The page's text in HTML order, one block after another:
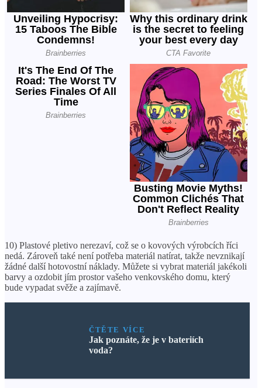
10) Plastové pletivo nerezaví, což se o kovových výrobcích říci
nedá. Zároveň také není potřeba materiál natírat, takže nevznikají
žádné další hotovostní náklady. Můžete si vybrat materiál jakékoli
barvy a ozdobit jím prostor vašeho venkovského domu, který
bude vypadat svěže a zajímavě.
ČTĚTE VÍCE
Jak poznáte, že je v bateriích
voda?